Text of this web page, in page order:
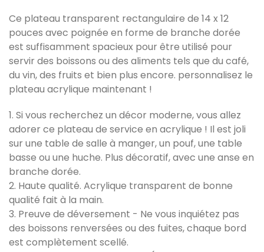
Ce plateau transparent rectangulaire de 14 x 12
pouces avec poignée en forme de branche dorée
est suffisamment spacieux pour être utilisé pour
servir des boissons ou des aliments tels que du café,
du vin, des fruits et bien plus encore. personnalisez le
plateau acrylique maintenant !
1. Si vous recherchez un décor moderne, vous allez
adorer ce plateau de service en acrylique ! Il est joli
sur une table de salle à manger, un pouf, une table
basse ou une huche. Plus décoratif, avec une anse en
branche dorée.
2. Haute qualité. Acrylique transparent de bonne
qualité fait à la main.
3. Preuve de déversement - Ne vous inquiétez pas
des boissons renversées ou des fuites, chaque bord
est complètement scellé.